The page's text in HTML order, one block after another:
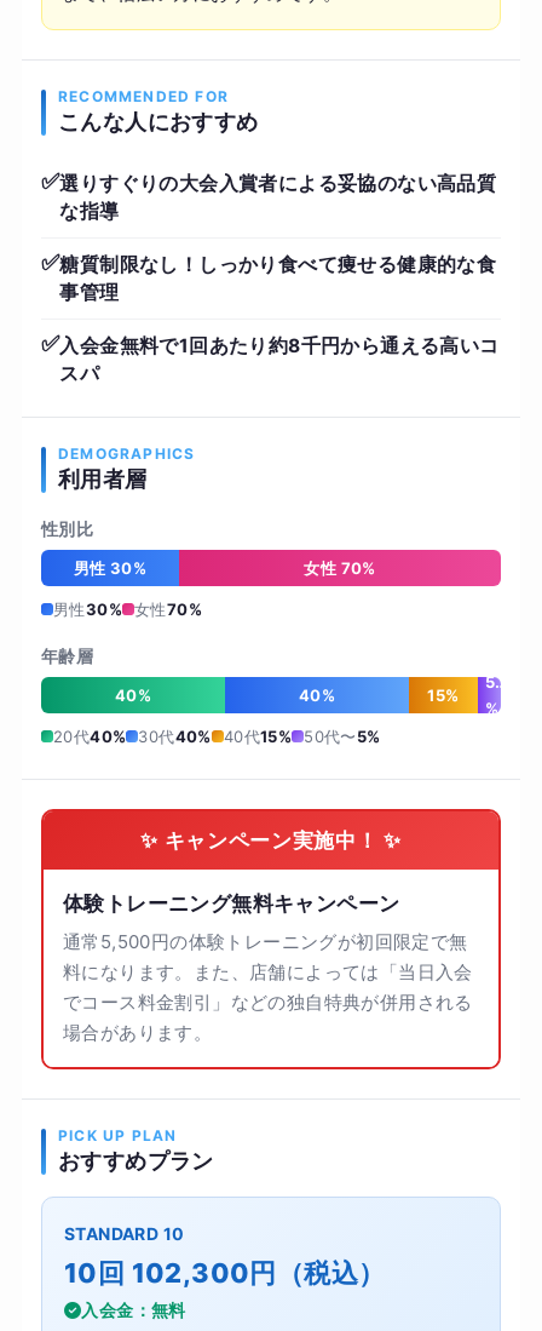
RECOMMENDED FOR
こんな人におすすめ
✅選りすぐりの大会入賞者による妥協のない高品質
な指導
✅糖質制限なし！しっかり食べて痩せる健康的な食
事管理
✅入会金無料で1回あたり約8千円から通える高いコ
スパ
DEMOGRAPHICS
利用者層
性別比
男性 30% 女性 70%
男性30% 女性70%
年齢層
40% 40% 15%
5
%
20代40% 30代40% 40代15% 50代〜5%
✨ キャンペーン実施中！ ✨
体験トレーニング無料キャンペーン
通常5,500円の体験トレーニングが初回限定で無
料になります。また、店舗によっては「当日入会
でコース料金割引」などの独自特典が併用される
場合があります。
PICK UP PLAN
おすすめプラン
STANDARD 10
10回 102,300円（税込）
入会金：無料